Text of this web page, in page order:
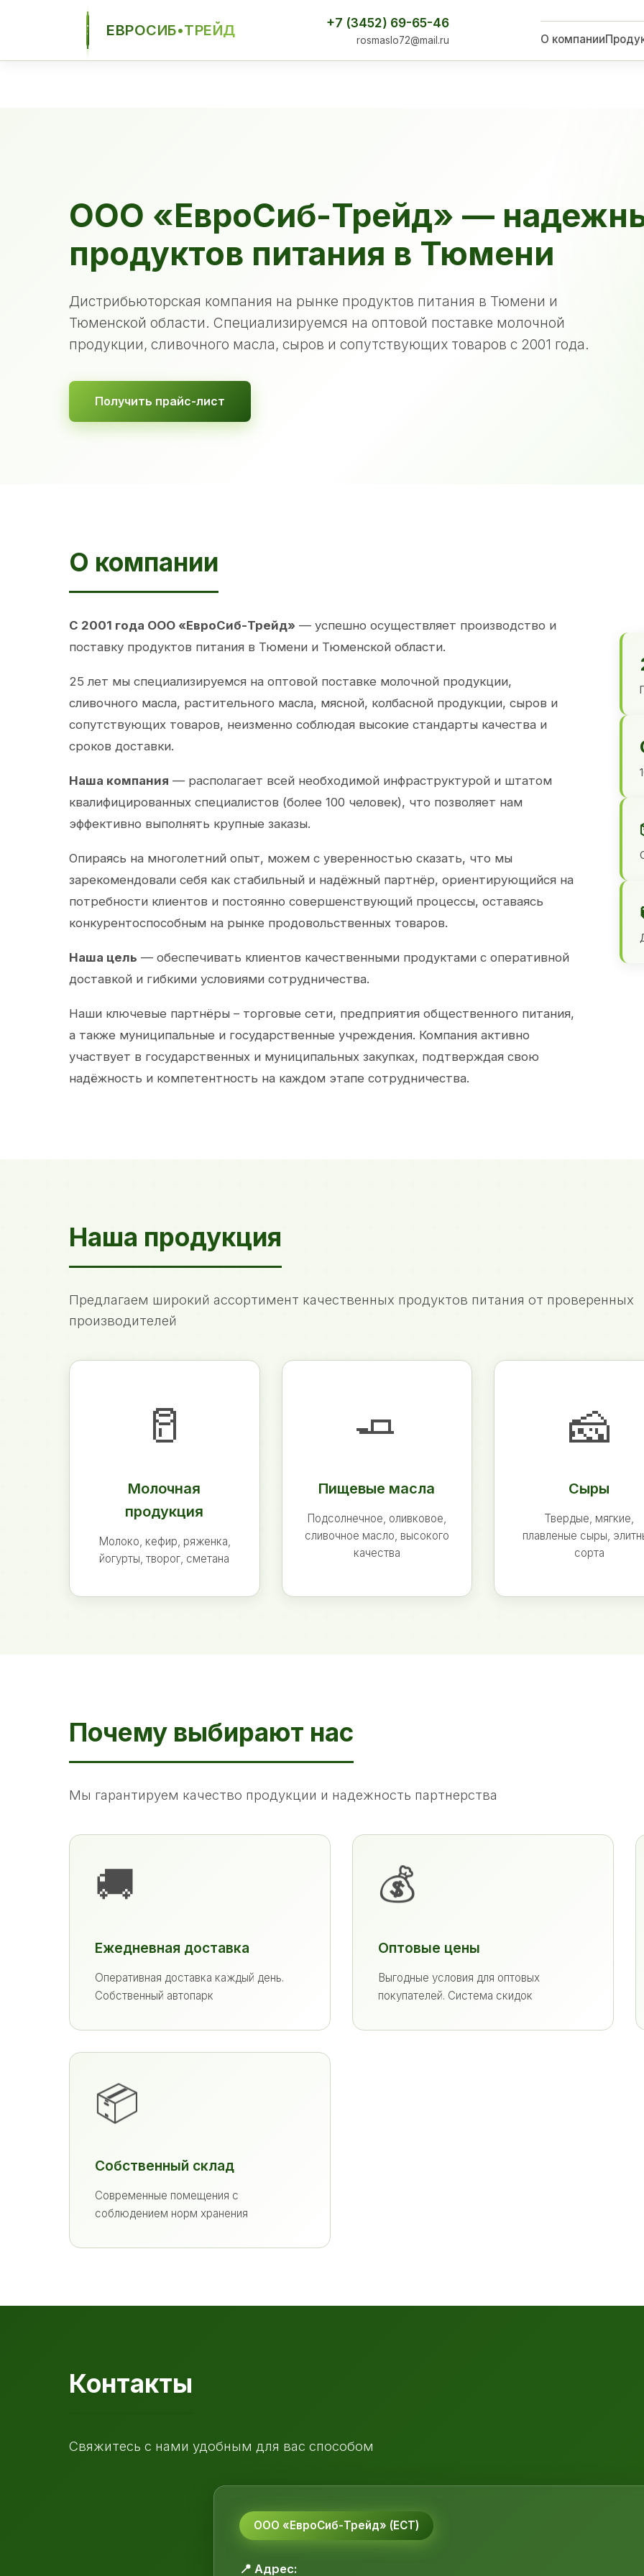
ЕСТ ЕВРОСИБ•ТРЕЙД +7 (3452) 69-65-46
rosmaslo72@mail.ru О компании
ООО «ЕвроСиб-Трейд» —
продуктов питания в Тюмени
Дистрибьюторская компания на рынке продуктов питания в Тюмени и
Тюменской области. Специализируемся на оптовой поставке молочной
продукции, сливочного масла, сыров и сопутствующих товаров с 2001 года.
Получить прайс-лист
О компании
С 2001 года ООО «ЕвроСиб-Трейд» — успешно осуществляет производство и
поставку продуктов питания в Тюмени и Тюменской области.
25 лет мы специализируемся на оптовой поставке молочной продукции,
сливочного масла, растительного масла, мясной, колбасной продукции, сыров и
сопутствующих товаров, неизменно соблюдая высокие стандарты качества и
сроков доставки.
Наша компания — располагает всей необходимой инфраструктурой и штатом
квалифицированных специалистов (более 100 человек), что позволяет нам
эффективно выполнять крупные заказы.
Опираясь на многолетний опыт, можем с уверенностью сказать, что мы
зарекомендовали себя как стабильный и надёжный партнёр, ориентирующийся на
потребности клиентов и постоянно совершенствующий процессы, оставаясь
конкурентоспособным на рынке продовольственных товаров.
Наша цель — обеспечивать клиентов качественными продуктами с оперативной
доставкой и гибкими условиями сотрудничества.
Наши ключевые партнёры – торговые сети, предприятия общественного питания,
а также муниципальные и государственные учреждения. Компания активно
участвует в государственных и муниципальных закупках, подтверждая свою
надёжность и компетентность на каждом этапе сотрудничества.
Наша продукция
Предлагаем широкий ассортимент качественных продуктов питания от проверенных
производителей
🥛
Молочная
продукция
Молоко, кефир, ряженка,
йогурты, творог, сметана
🧈
Пищевые масла
Подсолнечное, оливковое,
сливочное масло, высокого
качества
🧀
Сыры
Твердые, мягкие,
плавленые сыры,
сорта
Почему выбирают нас
Мы гарантируем качество продукции и надежность партнерства
🚚
Ежедневная доставка
Оперативная доставка каждый день.
Собственный автопарк
💰
Оптовые цены
Выгодные условия для оптовых
покупателей. Система скидок
📦
Собственный склад
Современные помещения с
соблюдением норм хранения
Контакты
Свяжитесь с нами удобным для вас способом
ООО «ЕвроСиб-Трейд» (ЕСТ)
📍 Адрес: